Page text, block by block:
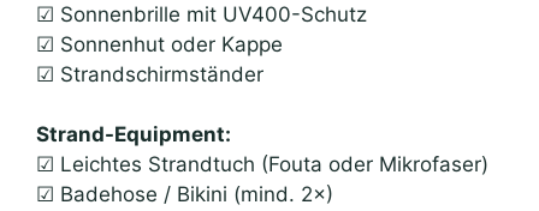
☑ Sonnenbrille mit UV400-Schutz
☑ Sonnenhut oder Kappe
☑ Strandschirmständer
Strand-Equipment:
☑ Leichtes Strandtuch (Fouta oder Mikrofaser)
☑ Badehose / Bikini (mind. 2×)